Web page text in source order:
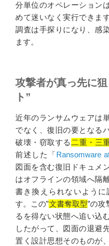
分単位のオペレーション
めて迷いなく実行できま
調査は手探りになり、感
ます。
攻撃者が真っ先に
ト”
近年のランサムウェアは
でなく、復旧の要となる
破壊・窃取する 二重・三
前述した「Ransomware
図面を含む復旧ドキュメ
はオフラインの領域へ隔
書き換えられないよう
す。この”文書奪取型”の攻
るを得ない状態へ追い込
したがって、図面の退避
置く設計思想そのものが